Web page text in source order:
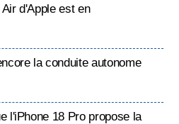
d'Apple est en
la conduite autonome
l'iPhone 18 Pro propose la